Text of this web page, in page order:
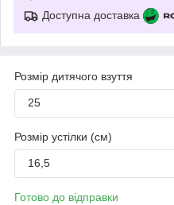
Доступна доставка
Розмір дитячого взуття
25
Розмір устілки (см)
16,5
Готово до відправки